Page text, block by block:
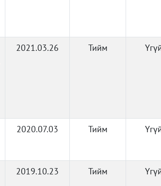
2021.03.26 Тийм
2020.07.03 Тийм
2019.10.23 Тийм